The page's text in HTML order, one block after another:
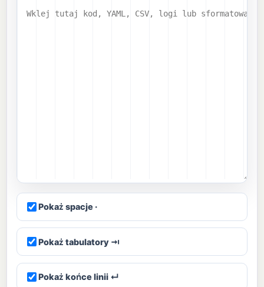
Pokaż spacje ·
Pokaż tabulatory ⇥
Pokaż końce linii ↵